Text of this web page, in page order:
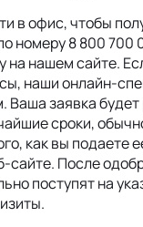
в офис, чтобы
номеру 8 800 700
на нашем сайте.
наши онлайн-
Ваша заявка
сроки,
как вы подаете
сайте. После
поступят на